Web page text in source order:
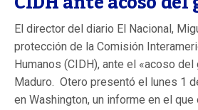
El director del diario El Nacional,
protección de la Comisión
Humanos (CIDH), ante el «acoso
Maduro. Otero presentó el lunes 1
en Washington, un informe en el